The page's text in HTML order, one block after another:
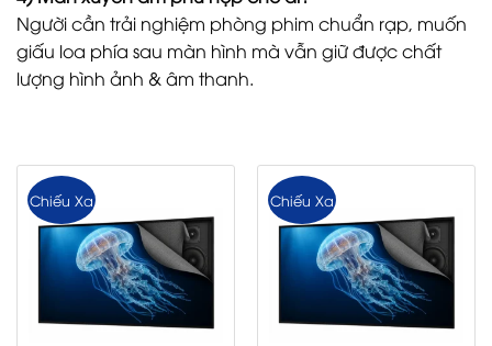
Người cần trải nghiệm phòng phim chuẩn rạp, muốn
giấu loa phía sau màn hình mà vẫn giữ được chất
lượng hình ảnh & âm thanh.
Chiếu Xa Chiếu Xa